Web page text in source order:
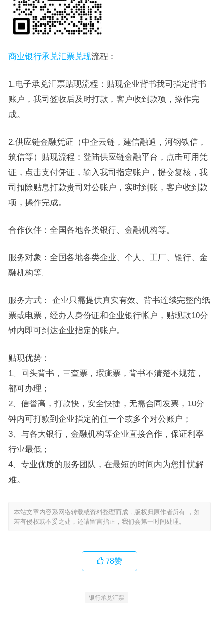
商业银行承兑汇票兑现流程：
1.电子承兑汇票贴现流程：贴现企业背书我司指定背书
账户，我司签收后及时打款，客户收到款项，操作完
成。
2.供应链金融凭证（中企云链，建信融通，河钢铁信，
筑信等）贴现流程：登陆供应链金融平台，点击可用凭
证，点击支付凭证，输入我司指定账户，提交复核，我
司扣除贴息打款贵司对公账户，实时到账，客户收到款
项，操作完成。
合作伙伴：全国各地各类银行、金融机构等。
服务对象：全国各地各类企业、个人、工厂、银行、金
融机构等。
服务方式： 企业只需提供真实有效、背书连续完整的纸
票或电票，经办人身份证和企业银行帐户，贴现款10分
钟内即可到达企业指定的账户。
贴现优势：
1、回头背书，三查票，瑕疵票，背书不清楚不规范，
都可办理；
2、信誉高，打款快，安全快捷，无需合同发票，10分
钟内可打款到企业指定的任一个或多个对公账户；
3、与各大银行，金融机构等企业直接合作，保证利率
行业最低；
4、专业优质的服务团队，在最短的时间内为您排忧解
难。
本站文章内容系网络转载或资料整理而成，版权归原作者所有 ，如
若有侵权或不妥之处，还请留言指正，我们会第一时间处理。
78赞
银行承兑汇票